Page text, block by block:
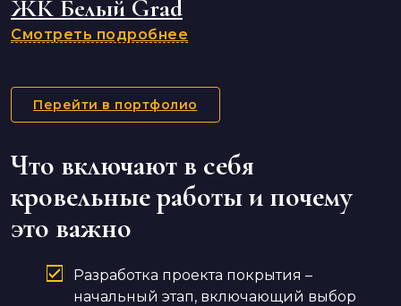
ЖК Белый Grad
Смотреть подробнее
Перейти в портфолио
Что включают в себя
кровельные работы и почему
это важно
Разработка проекта покрытия –
начальный этап, включающий выбор